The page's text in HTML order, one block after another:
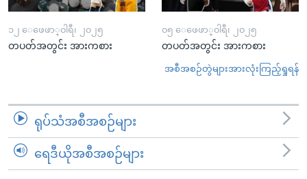
၁၂ ေဖေဖာ္၀ါရီ၊ ၂၀၂၅
တပတ်အတွင်း အားကစား
၀၅ ေဖေဖာ္၀ါရီ၊ ၂၀၂၅
တပတ်အတွင်း အားကစား
အစီအစဉ်တွဲများအားလုံးကြည့်ရှုရန်
ရုပ်သံအစီအစဉ်များ
ရေဒီယိုအစီအစဉ်များ